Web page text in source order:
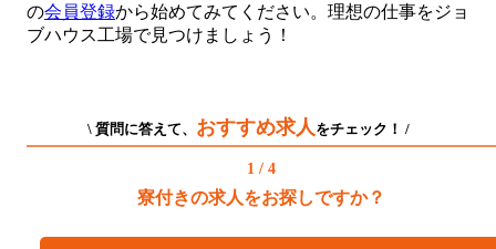
の会員登録から始めてみてください。理想の仕事をジョ
ブハウス工場で見つけましょう！
\ 質問に答えて、 おすすめ求人 をチェック！ /
1 / 4
寮付きの求人をお探しですか？